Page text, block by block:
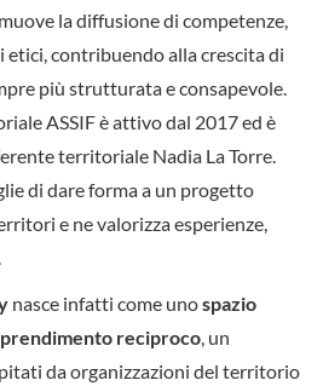
la diffusione di competenze,
etici, contribuendo alla crescita di
più strutturata e consapevole.
ASSIF è attivo dal 2017 ed è
territoriale Nadia La Torre.
di dare forma a un progetto
e ne valorizza esperienze,
nasce infatti come unospazio
reciproco, un
da organizzazioni del territorio